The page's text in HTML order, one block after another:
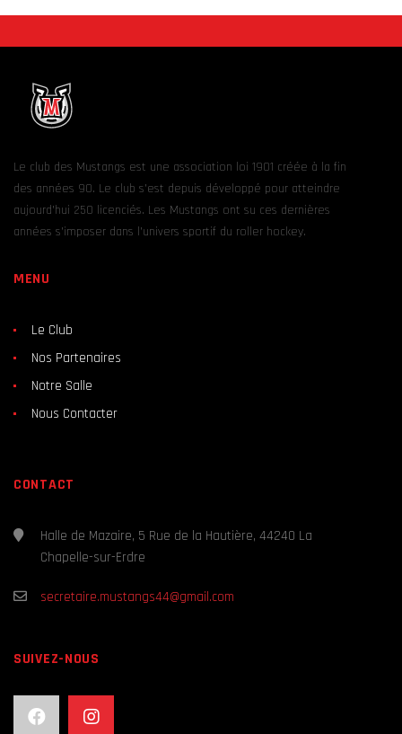
Le club des Mustangs est une association loi 1901 créée à la fin
des années 90. Le club s’est depuis développé pour atteindre
aujourd’hui 250 licenciés. Les Mustangs ont su ces dernières
années s’imposer dans l’univers sportif du roller hockey.
MENU
Le Club
Nos Partenaires
Notre Salle
Nous Contacter
CONTACT
Halle de Mazaire, 5 Rue de la Hautière, 44240 La
Chapelle-sur-Erdre
secretaire.mustangs44@gmail.com
SUIVEZ-NOUS